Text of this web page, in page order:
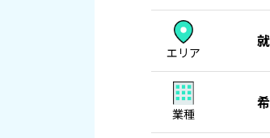
エリア
業種